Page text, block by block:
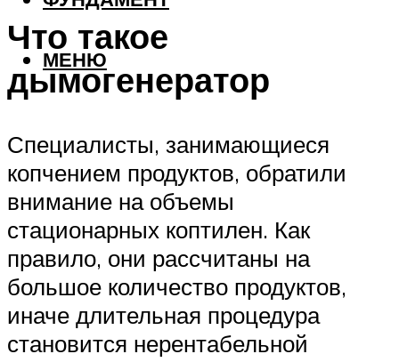
МЕНЮ
Что такое
дымогенератор
Специалисты, занимающиеся
копчением продуктов, обратили
внимание на объемы
стационарных коптилен. Как
правило, они рассчитаны на
большое количество продуктов,
иначе длительная процедура
становится нерентабельной